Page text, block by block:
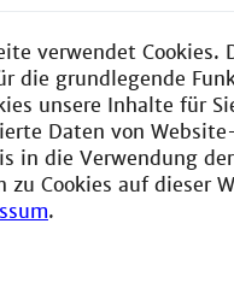
von
Methoden
Analyse
verwendet
die grundlegende
unsere Inhalte für
Daten von
in die Verwendung
zu Cookies auf dieser
.